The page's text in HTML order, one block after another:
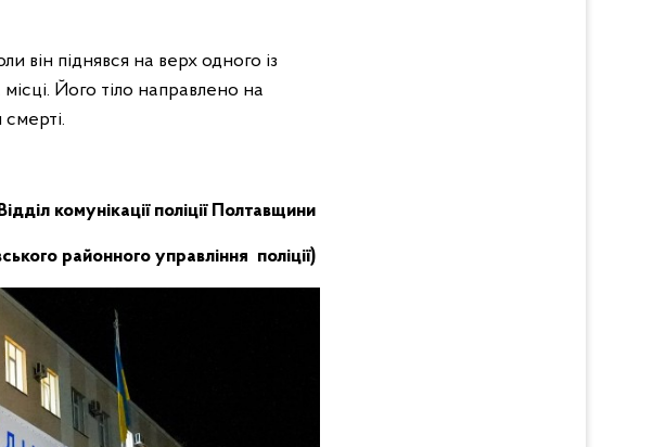
він піднявся на верх одного із
Його тіло направлено на
комунікації поліції Полтавщини
районного управління поліції)